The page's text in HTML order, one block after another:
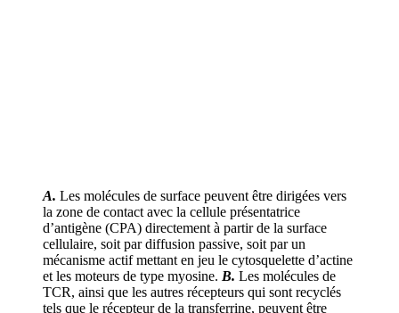
A. Les molécules de surface peuvent être dirigées vers
la zone de contact avec la cellule présentatrice
d’antigène (CPA) directement à partir de la surface
cellulaire, soit par diffusion passive, soit par un
mécanisme actif mettant en jeu le cytosquelette d’actine
et les moteurs de type myosine. B. Les molécules de
TCR, ainsi que les autres récepteurs qui sont recyclés
tels que le récepteur de la transferrine, peuvent être